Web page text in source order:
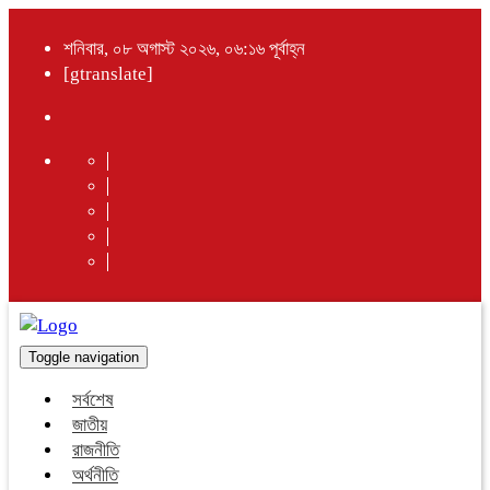
শনিবার, ০৮ অগাস্ট ২০২৬, ০৬:১৬ পূর্বাহ্ন
[gtranslate]
Toggle navigation
সর্বশেষ
জাতীয়
রাজনীতি
অর্থনীতি